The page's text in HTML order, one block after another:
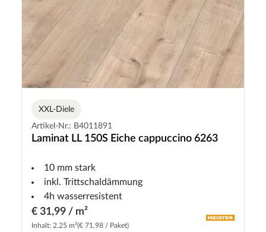
XXL-Diele
Artikel-Nr.: B4011891
Laminat LL 150S Eiche cappuccino 6263
10 mm stark
inkl. Trittschaldämmung
4h wasserresistent
€ 31,99 / m²
Inhalt: 2.25 m²(€ 71,98 / Paket)